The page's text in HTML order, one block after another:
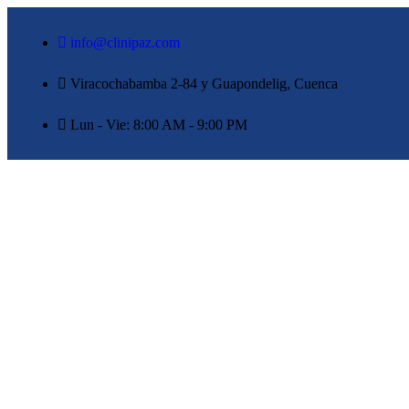
info@clinipaz.com
Viracochabamba 2-84 y Guapondelig, Cuenca
Lun - Vie: 8:00 AM - 9:00 PM